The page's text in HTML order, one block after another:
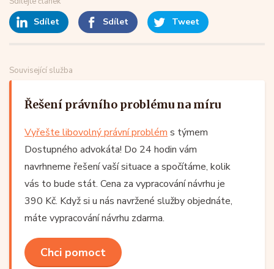
Sdílet Sdílet Tweet
Související služba
Řešení právního problému na míru
Vyřešte libovolný právní problém s týmem
Dostupného advokáta! Do 24 hodin vám
navrhneme řešení vaší situace a spočítáme, kolik
vás to bude stát. Cena za vypracování návrhu je
390 Kč. Když si u nás navržené služby objednáte,
máte vypracování návrhu zdarma.
Chci pomoct